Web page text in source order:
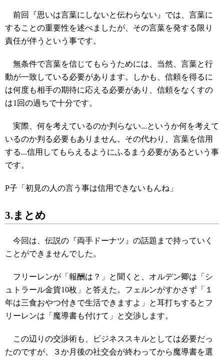
前回『思いは言葉にしないと伝わらない』では、言葉に
することの重要性を述べましたが、その言葉を発する限り
責任が伴うという事です。
無条件で言葉を信じてもらうためには、当然、言葉と行
動が一致している必要があります。しかも、信頼を得るに
は何度も相手の期待に応える必要があり、信頼をなくすの
は1回の過ちで十分です。
実際、何を考えているのか判らない...というか何を考えて
いるのか判る必要もありません。その代わり、言葉を信用
する...信用してもらえるようにふるまう必要があるという事
です。
P子「初見の人の言う事は信用できないもんね」
3.まとめ
今回は、伝説の『両手ドーナツ』の話題まで持っていく
ことができませんでした。
フリーレンが「報酬は？」と聞くと、オルデン卿は「シ
ュトラール金貨10枚」と答えた。フェルンがすかさず「１
年は三食おやつ付きで生活できますよ」と耳打ちするとフ
リーレンは「魔導書も付けて」と交渉します。
この辺りの交渉術も、ビジネススキルとしては必要だっ
たのですが、３か月後の社交会が終わってから魔導書を選